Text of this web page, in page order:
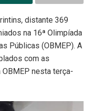
distante 369
na 16ª Olimpíada
Públicas (OBMEP). A
com as
nesta terça-